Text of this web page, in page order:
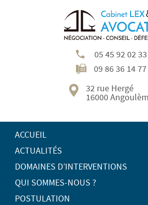
05 45 92 02 33
09 86 36 14 77
32 rue Hergé
16000
ACCUEIL
ACTUALITÉS
DOMAINES D’INTERVENTIONS
QUI SOMMES-NOUS ?
POSTULATION